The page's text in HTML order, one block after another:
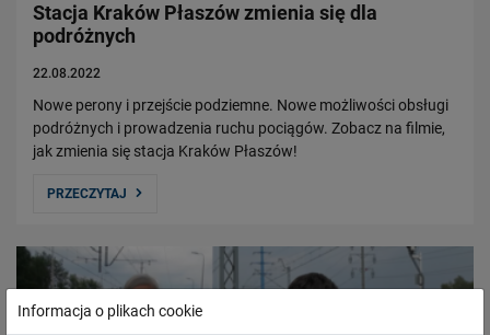
Stacja Kraków Płaszów zmienia się dla
podróżnych
22.08.2022
Nowe perony i przejście podziemne. Nowe możliwości obsługi
podróżnych i prowadzenia ruchu pociągów. Zobacz na filmie,
jak zmienia się stacja Kraków Płaszów!
PRZECZYTAJ
Informacja o plikach cookie